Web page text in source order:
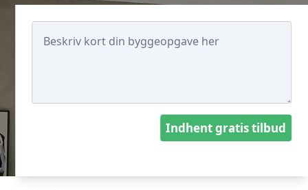
Indhent gratis tilbud